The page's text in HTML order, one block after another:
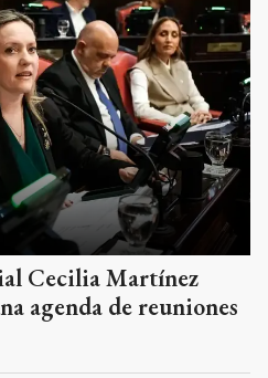
Cecilia Martínez
agenda de reuniones